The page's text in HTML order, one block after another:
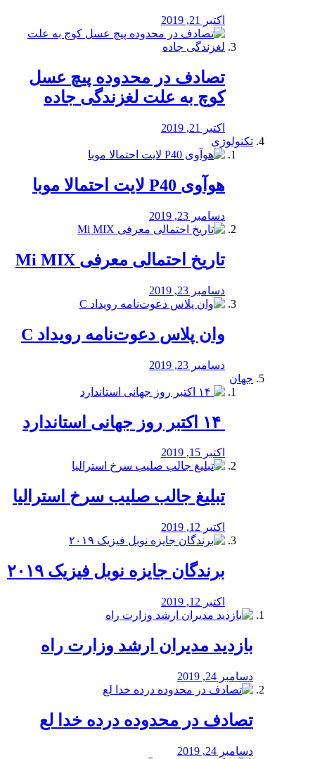
اکتبر 21, 2019
تصادف در محدوده پیچ عسل
کوچ به علت لغزندگی جاده
اکتبر 21, 2019
تکنولوژی
هوآوی P40 لایت احتمالا موبا
دسامبر 23, 2019
تاریخ احتمالی معرفی Mi MIX
دسامبر 23, 2019
وان پلاس دعوت‌نامه رویداد C
دسامبر 23, 2019
جهان
اکتبر 15, 2019
تبلیغ جالب صلیب سرخ استرالیا
اکتبر 12, 2019
برندگان جایزه نوبل فیزیک ۲۰۱۹
اکتبر 12, 2019
بازدید مدیران ارشد وزارت راه
دسامبر 24, 2019
تصادف در محدوده درده خدا لع
دسامبر 24, 2019